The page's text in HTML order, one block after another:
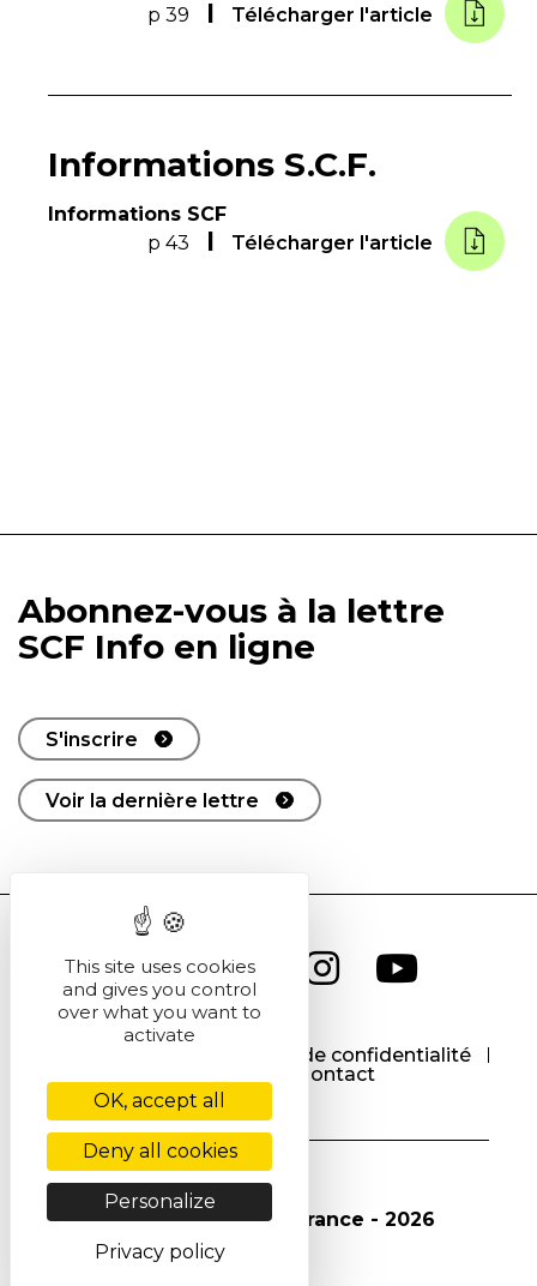
p 39
Télécharger l'article
Informations S.C.F.
Informations SCF
p 43
Télécharger l'article
Abonnez-vous à la lettre
SCF Info en ligne
S'inscrire
Voir la dernière lettre
Politique de confidentialité
Contact
© Société Chimique de France - 2026
This site uses cookies
and gives you control
over what you want to
activate
OK, accept all
Deny all cookies
Personalize
Privacy policy